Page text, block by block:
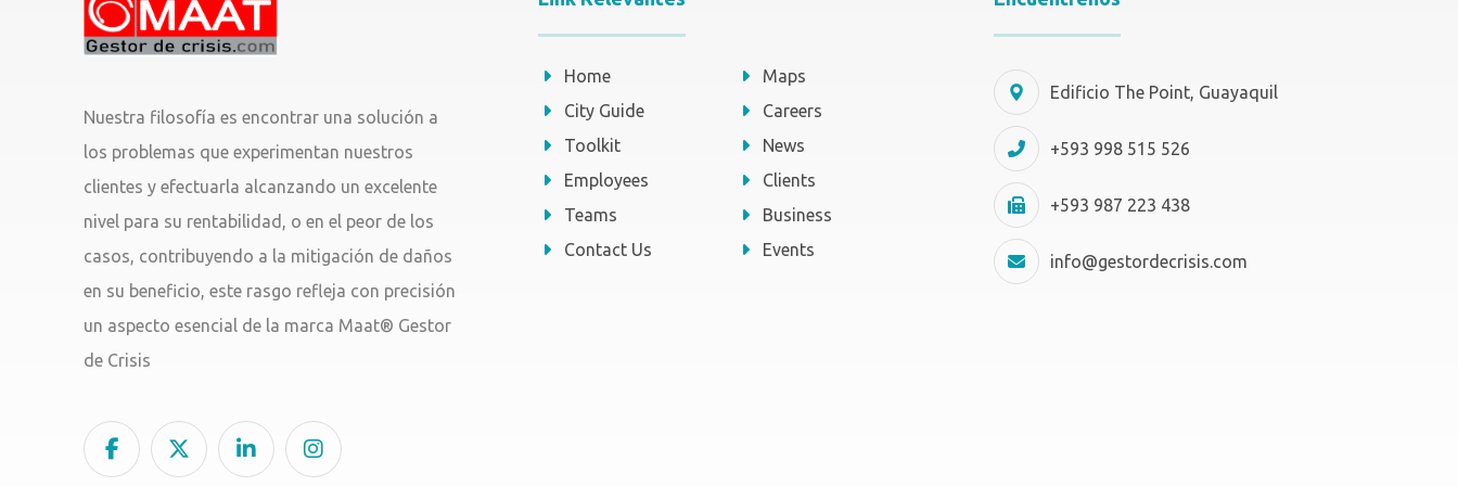
Nuestra filosofía es encontrar una solución a
los problemas que experimentan nuestros
clientes y efectuarla alcanzando un excelente
nivel para su rentabilidad, o en el peor de los
casos, contribuyendo a la mitigación de daños
en su beneficio, este rasgo refleja con precisión
un aspecto esencial de la marca Maat® Gestor
de Crisis
Home
Maps
City Guide
Careers
Toolkit
News
Employees
Clients
Teams
Business
Contact Us
Events
Edificio The Point, Guayaquil
+593 998 515 526
+593 987 223 438
info@gestordecrisis.com